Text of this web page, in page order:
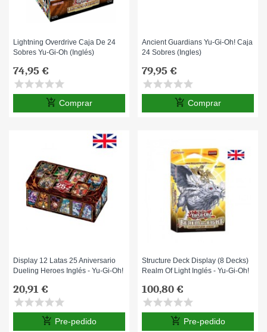
Lightning Overdrive Caja De 24
Sobres Yu-Gi-Oh (Inglés)
74,95 €
starstarstarstarstar
add_shopping_cart Comprar
Ancient Guardians Yu-Gi-Oh! Caja
24 Sobres (Ingles)
79,95 €
starstarstarstarstar
add_shopping_cart Comprar
Display 12 Latas 25 Aniversario
Dueling Heroes Inglés - Yu-Gi-Oh!
20,91 €
starstarstarstarstar
add_shopping_cart Pre-pedido
Structure Deck Display (8 Decks)
Realm Of Light Inglés - Yu-Gi-Oh!
100,80 €
starstarstarstarstar
add_shopping_cart Pre-pedido